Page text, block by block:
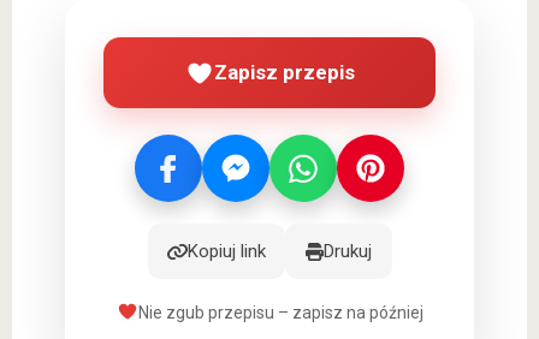
Zapisz przepis
Kopiuj link Drukuj
Nie zgub przepisu – zapisz na później